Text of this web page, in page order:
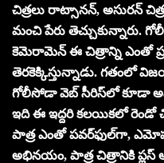
చిత్రలు రాట్సానన్‌, అసురన్‌
మంచి పేరు తెచ్చుకున్నారు.
కెమెరామెన్‌ ఈ చిత్రాన్ని ఎంతో
తెరకెక్కిస్తున్నాడు. గతంలో
గోలీసోడా వెబ్‌ సీరిస్‌లో కూడా
ఇది ఈ ఇద్దరి కలయికలో రెండో
పాత్ర ఎంతో పవర్‌ఫుల్‌గా,
అభినయం, పాత్ర చిత్రానికి ప్లస్‌